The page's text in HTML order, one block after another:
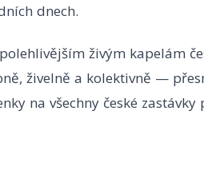
dnech.
živým kapelám
živelně a kolektivně —
na všechny české